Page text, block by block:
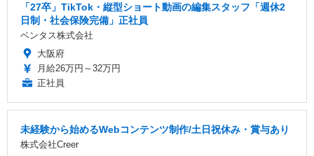
「27卒」TikTok・縦型ショート動画の編集スタッフ「週休2
日制・社会保険完備」正社員
ベンタス株式会社
大阪府
月給26万円～32万円
正社員
未経験から始めるWebコンテンツ制作/土日祝休み・賞与あり
株式会社Creer